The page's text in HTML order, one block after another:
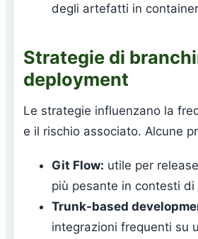
degli artefatti in
Strategie di
deployment
Le strategie influenzano la
e il rischio associato. Alcune
Git Flow: utile per
più pesante in contesti
Trunk-based
integrazioni frequenti su